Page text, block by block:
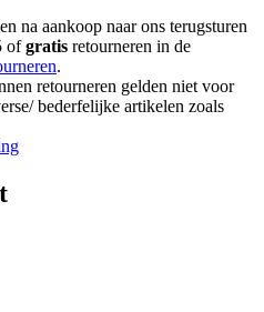
na aankoop naar ons terugsturen
ofgratis retourneren in de
.
retourneren gelden niet voor
bederfelijke artikelen zoals